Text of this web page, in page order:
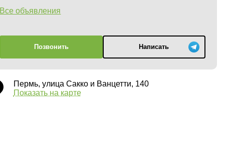
Все объявления
Позвонить Написать
Пермь, улица Сакко и Ванцетти, 140
Показать на карте